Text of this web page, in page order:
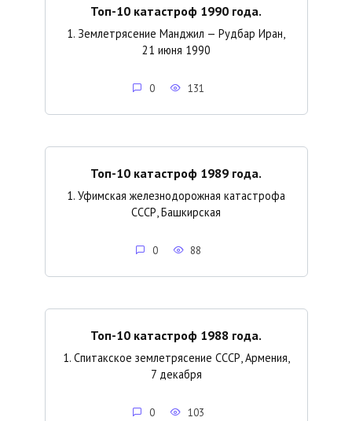
Топ-10 катастроф 1990 года.
1. Землетрясение Манджил — Рудбар Иран,
21 июня 1990
0 131
Топ-10 катастроф 1989 года.
1. Уфимская железнодорожная катастрофа
СССР, Башкирская
0 88
Топ-10 катастроф 1988 года.
1. Спитакское землетрясение СССР, Армения,
7 декабря
0 103